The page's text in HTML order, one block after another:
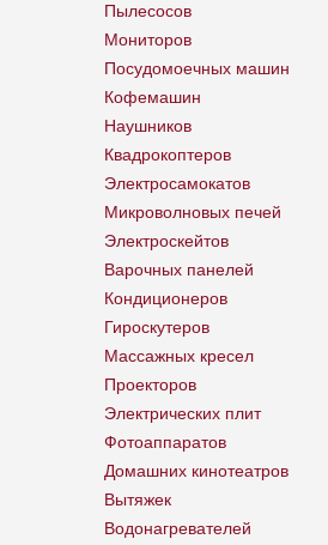
Пылесосов
Мониторов
Посудомоечных машин
Кофемашин
Наушников
Квадрокоптеров
Электросамокатов
Микроволновых печей
Электроскейтов
Варочных панелей
Кондиционеров
Гироскутеров
Массажных кресел
Проекторов
Электрических плит
Фотоаппаратов
Домашних кинотеатров
Вытяжек
Водонагревателей